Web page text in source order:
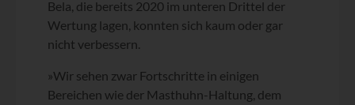
Bela, die bereits 2020 im unteren Drittel der
Wertung lagen, konnten sich kaum oder gar
nicht verbessern.
»Wir sehen zwar Fortschritte in einigen
Bereichen wie der Masthuhn-Haltung, dem